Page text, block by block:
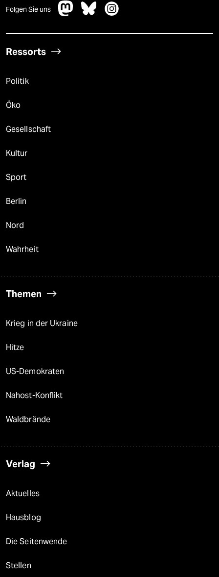
Folgen Sie uns
Ressorts
Politik
Öko
Gesellschaft
Kultur
Sport
Berlin
Nord
Wahrheit
Themen
Krieg in der Ukraine
Hitze
US-Demokraten
Nahost-Konflikt
Waldbrände
Verlag
Aktuelles
Hausblog
Die Seitenwende
Stellen